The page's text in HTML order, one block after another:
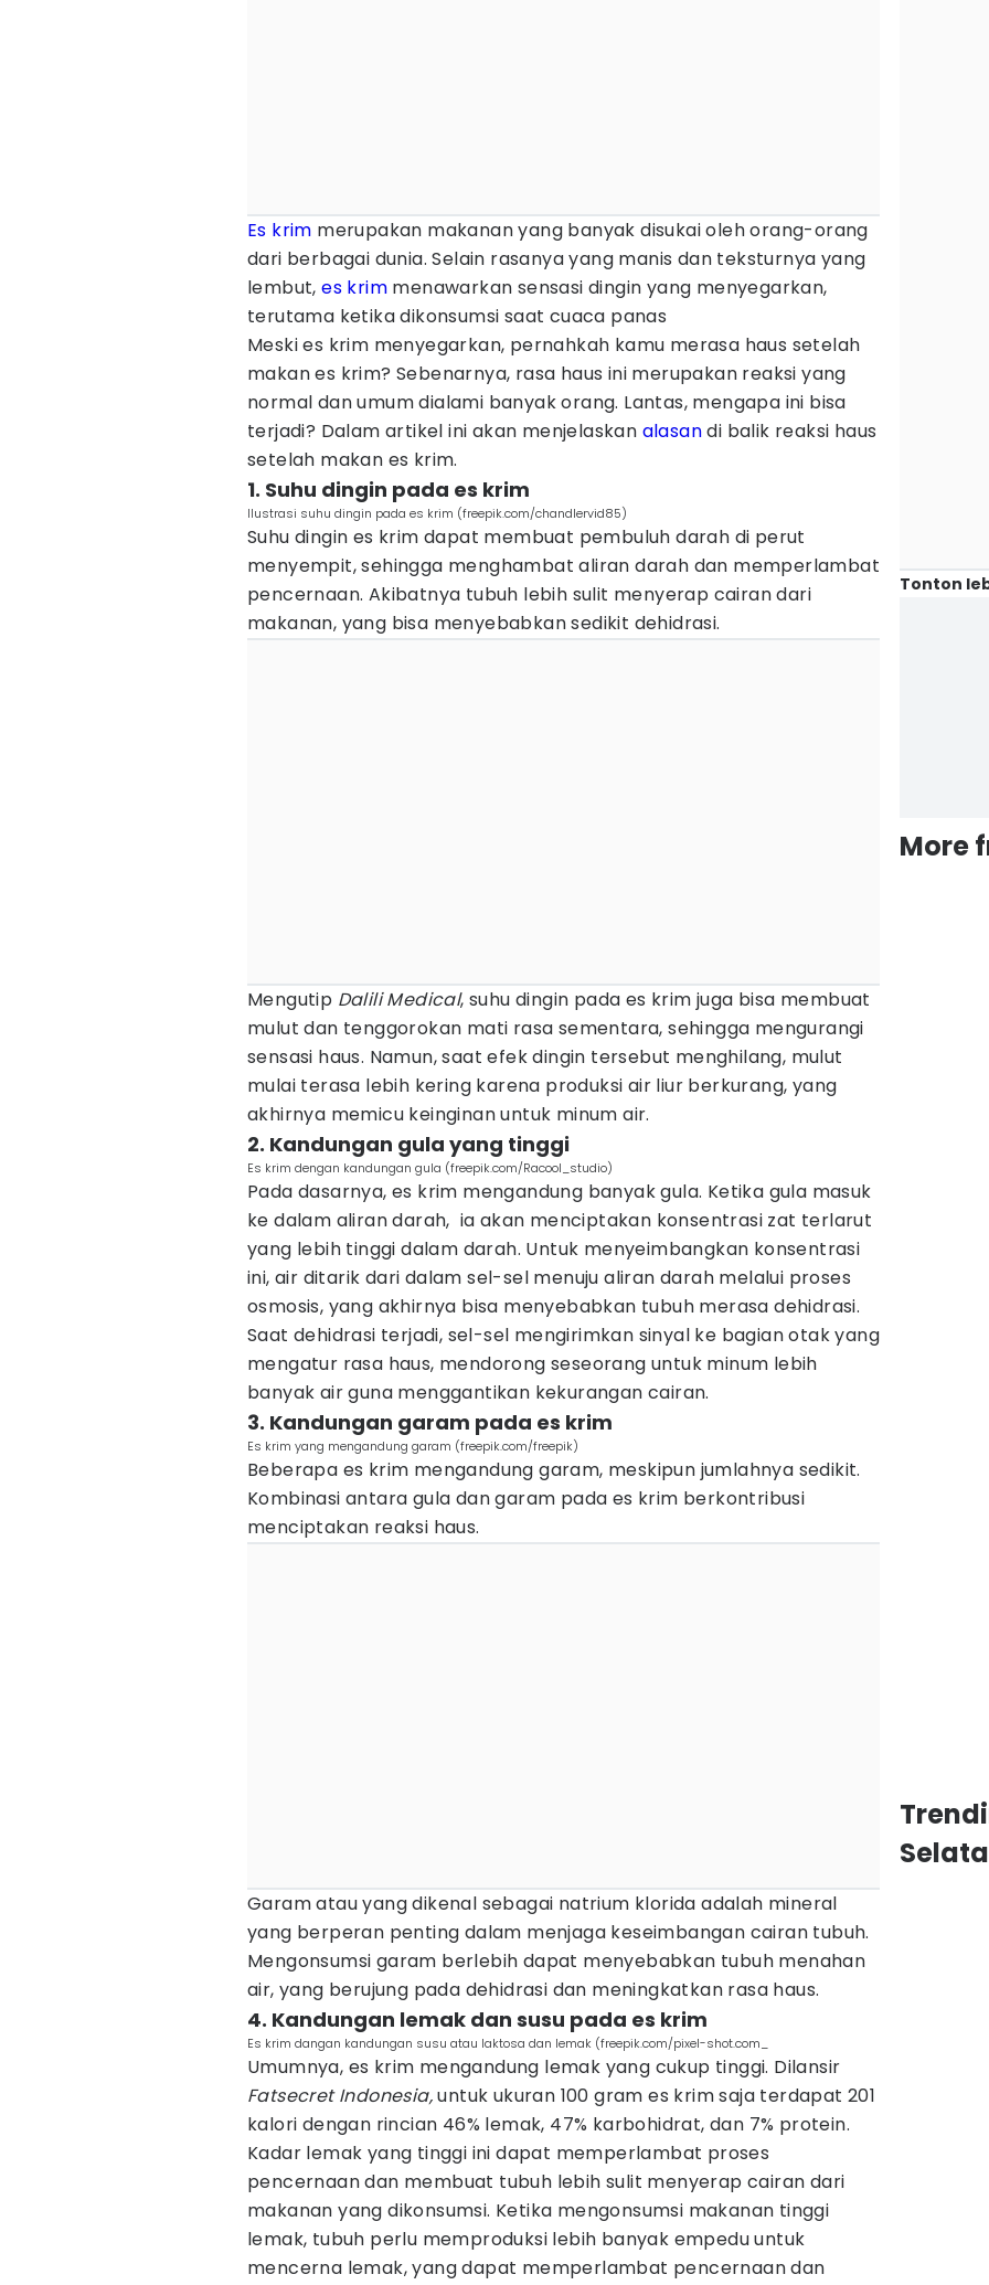
Es krim merupakan makanan yang banyak disukai oleh orang-orang
dari berbagai dunia. Selain rasanya yang manis dan teksturnya yang
lembut,es krim menawarkan sensasi dingin yang menyegarkan,
terutama ketika dikonsumsi saat cuaca panas
Meski es krim menyegarkan, pernahkah kamu merasa haus setelah
makan es krim? Sebenarnya, rasa haus ini merupakan reaksi yang
normal dan umum dialami banyak orang. Lantas, mengapa ini bisa
terjadi? Dalam artikel ini akan menjelaskan alasandi balik reaksi haus
setelah makan es krim.
1. Suhu dingin pada es krim
Ilustrasi suhu dingin pada es krim (freepik.com/chandlervid85)
Suhu dingin es krim dapat membuat pembuluh darah di perut
menyempit, sehingga menghambat aliran darah dan memperlambat
pencernaan. Akibatnya tubuh lebih sulit menyerap cairan dari
makanan, yang bisa menyebabkan sedikit dehidrasi.
Mengutip Dalili Medical, suhu dingin pada es krim juga bisa membuat
mulut dan tenggorokan mati rasa sementara, sehingga mengurangi
sensasi haus. Namun, saat efek dingin tersebut menghilang, mulut
mulai terasa lebih kering karena produksi air liur berkurang, yang
akhirnya memicu keinginan untuk minum air.
2. Kandungan gula yang tinggi
Es krim dengan kandungan gula (freepik.com/Racool_studio)
Pada dasarnya, es krim mengandung banyak gula. Ketika gula masuk
ke dalam aliran darah, ia akan menciptakan konsentrasi zat terlarut
yang lebih tinggi dalam darah. Untuk menyeimbangkan konsentrasi
ini, air ditarik dari dalam sel-sel menuju aliran darah melalui proses
osmosis, yang akhirnya bisa menyebabkan tubuh merasa dehidrasi.
Saat dehidrasi terjadi, sel-sel mengirimkan sinyal ke bagian otak yang
mengatur rasa haus, mendorong seseorang untuk minum lebih
banyak air guna menggantikan kekurangan cairan.
3. Kandungan garam pada es krim
Es krim yang mengandung garam (freepik.com/freepik)
Beberapa es krim mengandung garam, meskipun jumlahnya sedikit.
Kombinasi antara gula dan garam pada es krim berkontribusi
menciptakan reaksi haus.
Garam atau yang dikenal sebagai natrium klorida adalah mineral
yang berperan penting dalam menjaga keseimbangan cairan tubuh.
Mengonsumsi garam berlebih dapat menyebabkan tubuh menahan
air, yang berujung pada dehidrasi dan meningkatkan rasa haus.
4. Kandungan lemak dan susu pada es krim
Es krim dangan kandungan susu atau laktosa dan lemak (freepik.com/pixel-shot.com_
Umumnya, es krim mengandung lemak yang cukup tinggi. Dilansir
Fatsecret Indonesia,untuk ukuran 100 gram es krim saja terdapat 201
kalori dengan rincian 46% lemak, 47% karbohidrat, dan 7% protein.
Kadar lemak yang tinggi ini dapat memperlambat proses
pencernaan dan membuat tubuh lebih sulit menyerap cairan dari
makanan yang dikonsumsi. Ketika mengonsumsi makanan tinggi
lemak, tubuh perlu memproduksi lebih banyak empedu untuk
mencerna lemak, yang dapat memperlambat pencernaan dan
Tonton
More